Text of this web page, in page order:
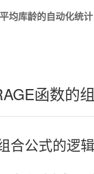
均库龄的自动化统
函数的
合公式的逻